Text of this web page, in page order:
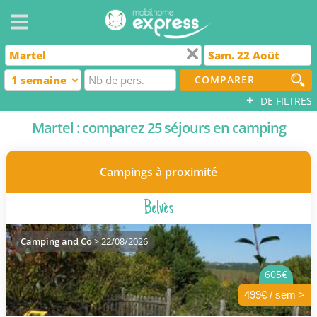
COMPARER
+ DE FILTRES
Martel : comparez 25 séjours en camping
Campings à proximité
Belvès
605€
499€ / sem >
Camping and Co> 22/08/2026